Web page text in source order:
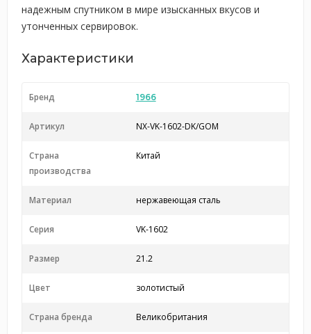
надежным спутником в мире изысканных вкусов и
утонченных сервировок.
Характеристики
Бренд 1966
Артикул NX-VK-1602-DK/GOM
Страна
производства
Китай
Материал нержавеющая сталь
Серия VK-1602
Размер 21.2
Цвет золотистый
Страна бренда Великобритания